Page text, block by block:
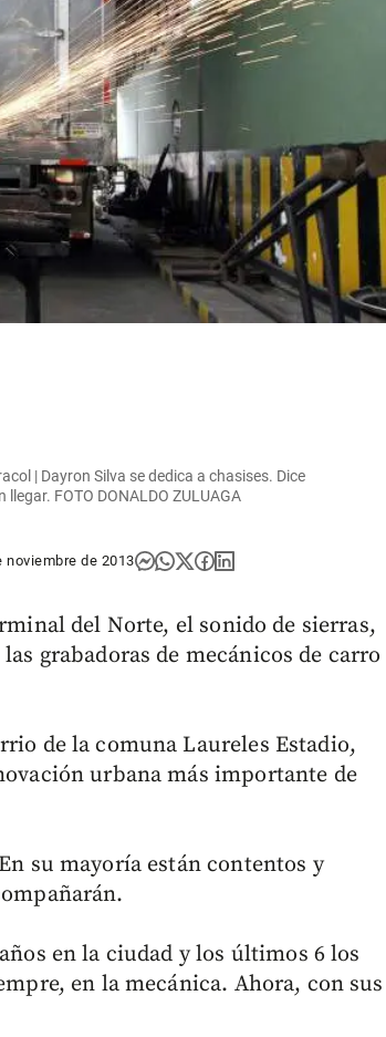
| Dayron Silva se dedica a chasises. Dice
FOTO DONALDO ZULUAGA
noviembre de 2013
del Norte, el sonido de sierras,
grabadoras de mecánicos de carro
de la comuna Laureles Estadio,
urbana más importante de
su mayoría están contentos y
en la ciudad y los últimos 6 los
en la mecánica. Ahora, con sus